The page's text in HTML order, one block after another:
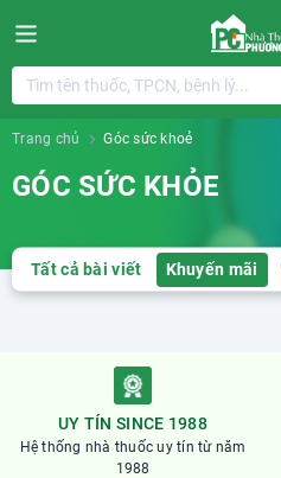
Trang chủ Góc sức khoẻ
GÓC SỨC KHỎE
Tất cả bài viết Khuyến mãi
UY TÍN SINCE 1988
Hệ thống nhà thuốc uy tín từ năm
1988